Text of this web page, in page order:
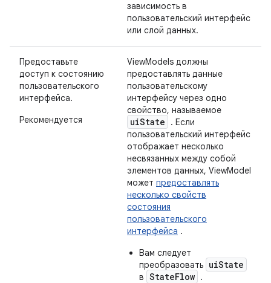
зависимость в
пользовательский интерфейс
или слой данных.
Предоставьте
доступ к состоянию
пользовательского
интерфейса.
Рекомендуется
ViewModels должны
предоставлять данные
пользовательскому
интерфейсу через одно
свойство, называемое
uiState
. Если
пользовательский интерфейс
отображает несколько
несвязанных между собой
элементов данных, ViewModel
может предоставлять
несколько свойств
состояния
пользовательского
интерфейса .
Вам следует
преобразовать uiState
в StateFlow .